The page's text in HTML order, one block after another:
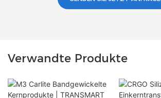
Verwandte Produkte